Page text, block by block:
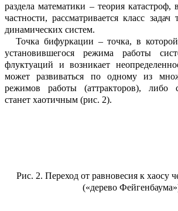
раздела математики – теория катастроф,
частности, рассматривается класс
динамических систем.
Точка бифуркации – точка, в
установившегося режима работы
флуктуаций и возникает
может развиваться по одному из
режимов работы (аттракторов), либо
станет хаотичным (рис. 2).
Рис. 2. Переход от равновесия к хаосу
(«дерево